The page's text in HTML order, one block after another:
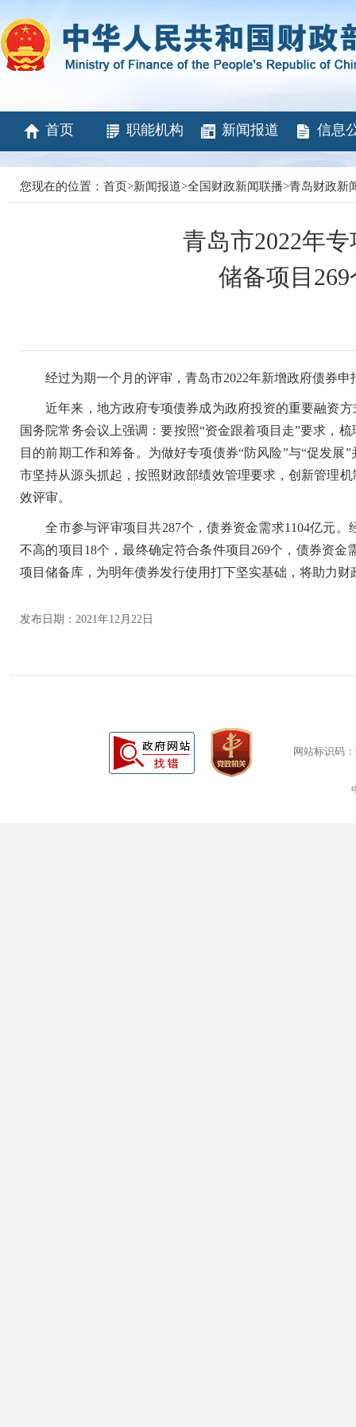
首页 职能机构 新闻报道 信息
您现在的位置： 首页>新闻报道>全国财政新闻联播>青岛财政新
青岛市2022年
储备项目
经过为期一个月的评审，青岛市2022年新增政府债券申
近年来，地方政府专项债券成为政府投资的重要融资方
国务院常务会议上强调：要按照“资金跟着项目走”要求，
目的前期工作和筹备。为做好专项债券“防风险”与“促发
市坚持从源头抓起，按照财政部绩效管理要求，创新管理
效评审。
全市参与评审项目共287个，债券资金需求1104亿元。
不高的项目18个，最终确定符合条件项目269个，债券资
项目储备库，为明年债券发行使用打下坚实基础，将助力
发布日期：2021年12月22日
网站标识码